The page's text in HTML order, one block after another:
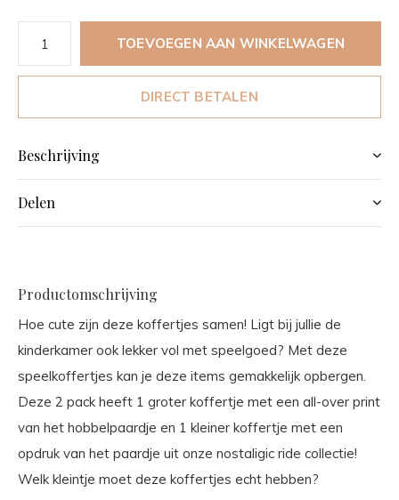
TOEVOEGEN AAN WINKELWAGEN
DIRECT BETALEN
Beschrijving
Delen
Productomschrijving
Hoe cute zijn deze koffertjes samen! Ligt bij jullie de
kinderkamer ook lekker vol met speelgoed? Met deze
speelkoffertjes kan je deze items gemakkelijk opbergen.
Deze 2 pack heeft 1 groter koffertje met een all-over print
van het hobbelpaardje en 1 kleiner koffertje met een
opdruk van het paardje uit onze nostaligic ride collectie!
Welk kleintje moet deze koffertjes echt hebben?